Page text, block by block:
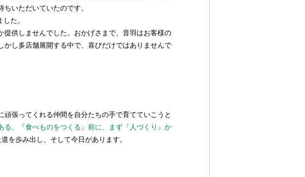
いただいていたのです。
た。
提供しませんでした。おかげさまで、音羽はお客様の
し多店舗展開する中で、喜びだけではありませんで
張ってくれる仲間を自分たちの手で育てていこうと
る。『食べものをつくる』前に、まず『人づくり』か
を歩み出し、そして今日があります。